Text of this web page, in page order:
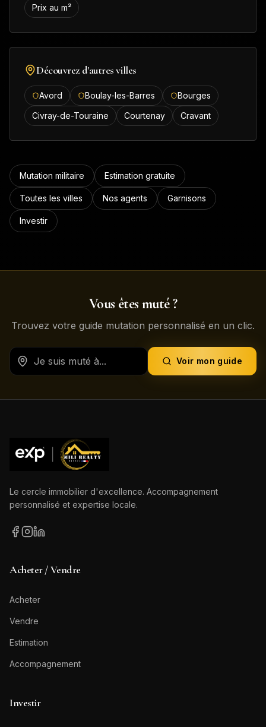
Prix au m²
Découvrez d'autres villes
Avord Boulay-les-Barres
Bourges
Civray-de-Touraine
Courtenay Cravant
Mutation militaire Estimation gratuite
Toutes les villes Nos agents Garnisons
Investir
Vous êtes muté ?
Trouvez votre guide mutation personnalisé en un clic.
Voir mon guide
Le cercle immobilier d'excellence. Accompagnement
personnalisé et expertise locale.
Acheter / Vendre
Acheter
Vendre
Estimation
Accompagnement
Investir